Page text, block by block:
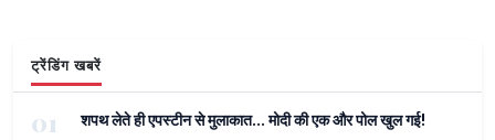
ट्रेंडिंग खबरें
01 शपथ लेते ही एपस्टीन से मुलाकात... मोदी की एक और पोल खुल गई!